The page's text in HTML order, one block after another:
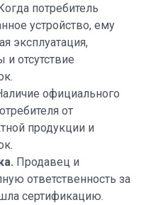
потребитель
устройство, ему
эксплуатация,
отсутствие
официального
от
продукции и
Продавец и
ответственность за
сертификацию.